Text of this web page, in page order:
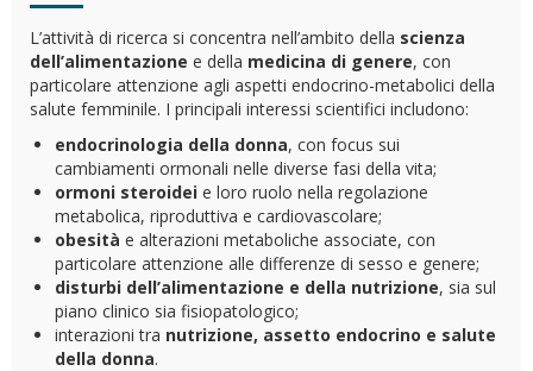
L’attività di ricerca si concentra nell’ambito della scienza
dell’alimentazione e della medicina di genere, con
particolare attenzione agli aspetti endocrino-metabolici della
salute femminile. I principali interessi scientifici includono:
endocrinologia della donna, con focus sui
cambiamenti ormonali nelle diverse fasi della vita;
ormoni steroidei e loro ruolo nella regolazione
metabolica, riproduttiva e cardiovascolare;
obesità e alterazioni metaboliche associate, con
particolare attenzione alle differenze di sesso e genere;
disturbi dell’alimentazione e della nutrizione, sia sul
piano clinico sia fisiopatologico;
interazioni tra nutrizione, assetto endocrino e salute
della donna.